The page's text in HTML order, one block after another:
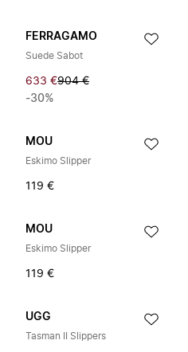
FERRAGAMO
Suede Sabot
633 €904 €
-30%
MOU
Eskimo Slipper
119 €
MOU
Eskimo Slipper
119 €
UGG
Tasman II Slippers